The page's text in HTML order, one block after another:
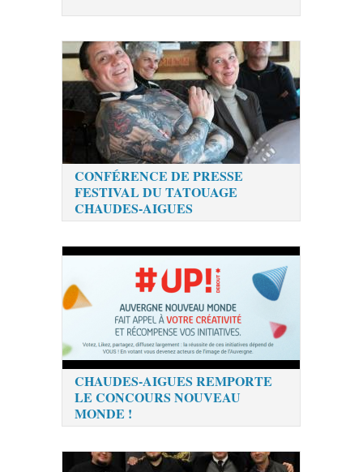
CONFÉRENCE DE PRESSE
FESTIVAL DU TATOUAGE
CHAUDES-AIGUES
CHAUDES-AIGUES REMPORTE
LE CONCOURS NOUVEAU
MONDE !